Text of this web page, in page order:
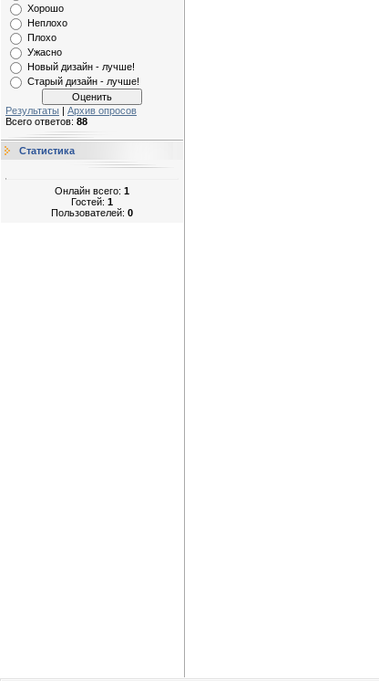
Хорошо
Неплохо
Плохо
Ужасно
Новый дизайн - лучше!
Старый дизайн - лучше!
Результаты | Архив опросов
Всего ответов: 88
Статистика
Онлайн всего: 1
Гостей: 1
Пользователей: 0